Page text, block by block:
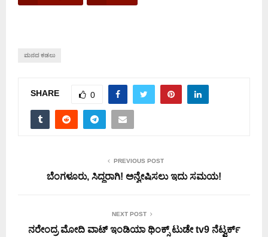
ಮನದ ಕಡಲು
SHARE 0
PREVIOUS POST
ಬೆಂಗಳೂರು, ಸಿದ್ಧರಾಗಿ! ಅನ್ವೇಷಿಸಲು ಇದು ಸಮಯ!
NEXT POST
ನರೇಂದ್ರ ಮೋದಿ ವಾಟ್ ಇಂಡಿಯಾ ಥಿಂಕ್ಸ್ ಟುಡೇ tv9 ನೆಟ್ವರ್ಕ್